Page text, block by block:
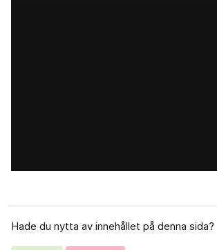
Hade du nytta av innehållet på denna sida?